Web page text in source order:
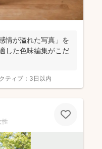
情が溢れた写真」を
した色味編集がこだ
ティブ： 3日以内
性